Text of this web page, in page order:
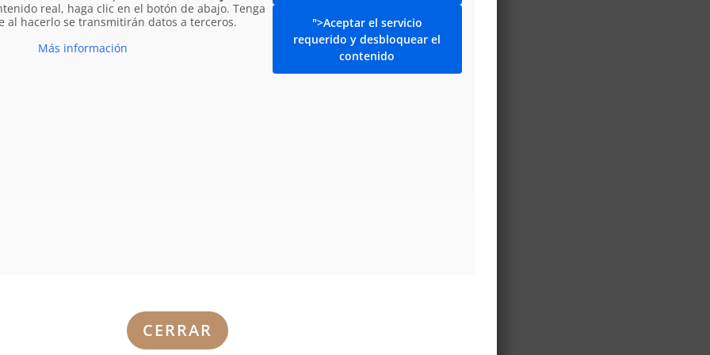
real, haga clic en el botón de abajo. Tenga
al hacerlo se transmitirán datos a terceros.
Más información
">Aceptar el servicio
requerido y desbloquear el
contenido
CERRAR